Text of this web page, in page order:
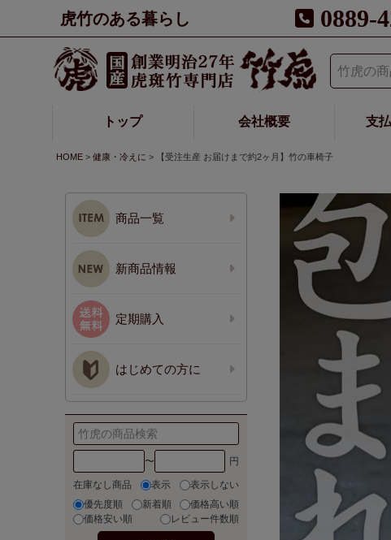
虎竹のある暮らし 0889-
トップ 会社概要 支
HOME 健康・冷えに 【受注生産 お届けまで約2ヶ月】竹の車椅子
商品一覧
新商品情報
定期購入
はじめての方に
〜
在庫なし商品 表示
表示しない
優先度順
新着順
価格高い順
価格安い順
レビュー件数順